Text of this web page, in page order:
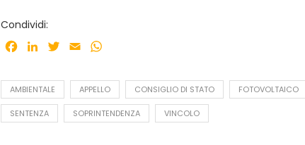
Condividi:
Facebook
LinkedInTwitter
Email
AMBIENTALE APPELLO CONSIGLIO DI STATO FOTOVOLTAICO
SENTENZA SOPRINTENDENZA VINCOLO